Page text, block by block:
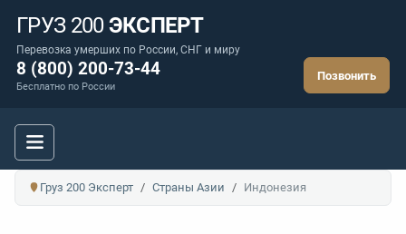
ГРУЗ 200ЭКСПЕРТ
Перевозка умерших по России, СНГ и миру
8 (800) 200-73-44
Бесплатно по России
Позвонить
Груз 200 Эксперт Страны Азии Индонезия